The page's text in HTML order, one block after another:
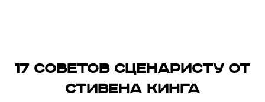
17 советов сценаристу от
Стивена Кинга